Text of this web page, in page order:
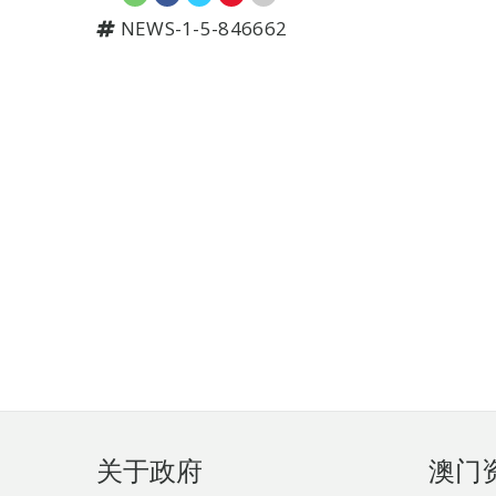
NEWS-1-5-846662
页
关于政府 澳门